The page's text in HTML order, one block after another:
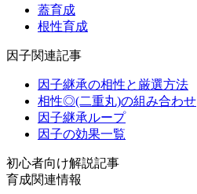
蓋育成
根性育成
因子関連記事
因子継承の相性と厳選方法
相性◎(二重丸)の組み合わせ
因子継承ループ
因子の効果一覧
初心者向け解説記事
育成関連情報